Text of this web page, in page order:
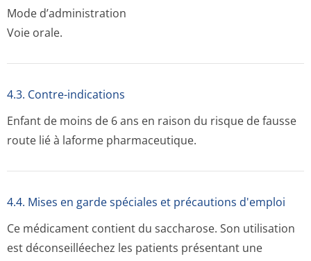
Mode d’administration
Voie orale.
4.3. Contre-indications
Enfant de moins de 6 ans en raison du risque de fausse
route lié à laforme pharmaceutique.
4.4. Mises en garde spéciales et précautions d'emploi
Ce médicament contient du saccharose. Son utilisation
est déconseilléechez les patients présentant une